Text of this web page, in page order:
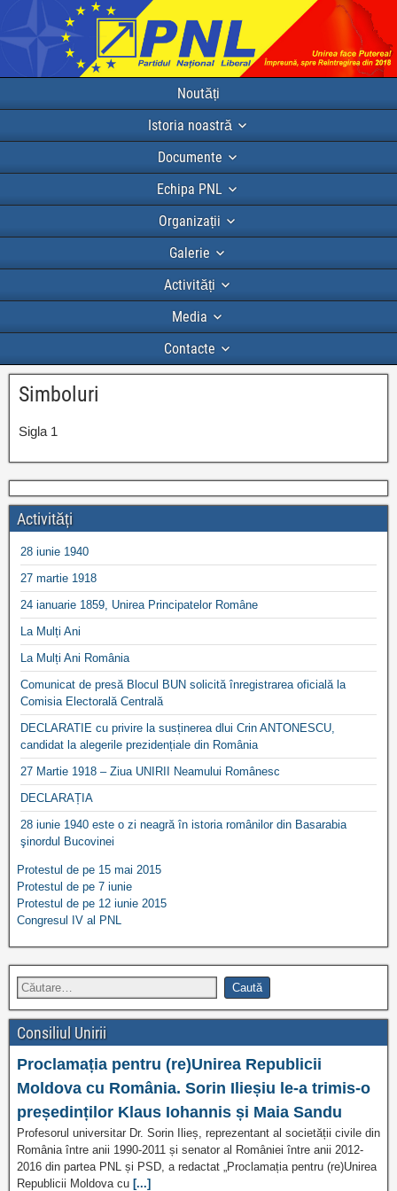
Noutăți
Istoria noastră
Documente
Echipa PNL
Organizații
Galerie
Activități
Media
Contacte
Simboluri
Sigla 1
Activități
28 iunie 1940
27 martie 1918
24 ianuarie 1859, Unirea Principatelor Române
La Mulți Ani
La Mulți Ani România
Comunicat de presă Blocul BUN solicită înregistrarea oficială la
Comisia Electorală Centrală
DECLARATIE cu privire la susținerea dlui Crin ANTONESCU,
candidat la alegerile prezidențiale din România
27 Martie 1918 – Ziua UNIRII Neamului Românesc
DECLARAȚIA
28 iunie 1940 este o zi neagră în istoria românilor din Basarabia
şinordul Bucovinei
Protestul de pe 15 mai 2015
Protestul de pe 7 iunie
Protestul de pe 12 iunie 2015
Congresul IV al PNL
Consiliul Unirii
Proclamația pentru (re)Unirea Republicii
Moldova cu România. Sorin Ilieșiu le-a trimis-o
președinților Klaus Iohannis și Maia Sandu
Profesorul universitar Dr. Sorin Ilieș, reprezentant al societății civile din
România între anii 1990-2011 și senator al României între anii 2012-
2016 din partea PNL și PSD, a redactat „Proclamația pentru (re)Unirea
Republicii Moldova cu [...]